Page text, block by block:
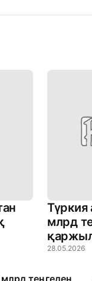
Түркия
млрд
28.05.2026
теңгеден